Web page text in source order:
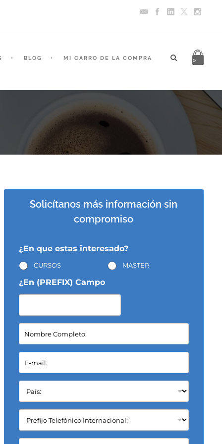
BLOG MI CARRO DE LA COMPRA 0
Solicítanos más información sin
compromiso
¿En que estas interesado?
CURSOS MASTER
¿En (PREFIX) Campo
N
m
b
e
C
m
p
e
t
E
m
a
l
*
P
í
s
*
C
m
p